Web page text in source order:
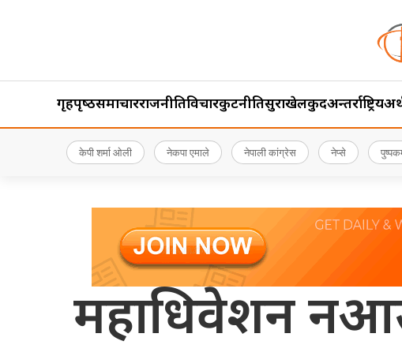
गृहपृष्‍ठसमाचारराजनीतिविचारकुटनीतिसुरक्षाखेलकुदअन्तर्राष्ट्रिय
केपी शर्मा ओली नेकपा एमाले नेपाली कांग्रेस नेप्से
महाधिवेशन